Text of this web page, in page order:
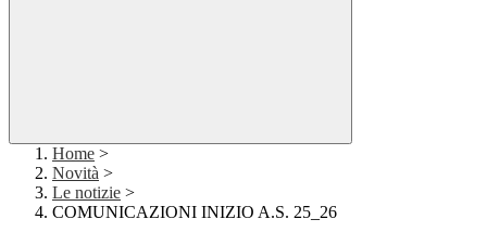
Home >
Novità >
Le notizie >
COMUNICAZIONI INIZIO A.S. 25_26